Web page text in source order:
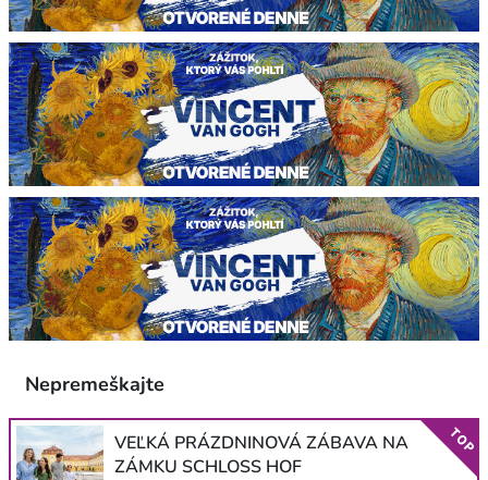
Nepremeškajte
VEĽKÁ PRÁZDNINOVÁ ZÁBAVA NA
ZÁMKU SCHLOSS HOF
TOP